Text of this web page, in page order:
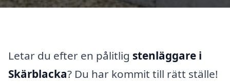
Letar du efter en pålitlig stenläggare i
Skärblacka? Du har kommit till rätt ställe!